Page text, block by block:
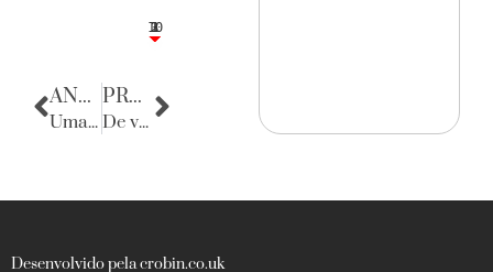
3
1
1
2
10
ANTERIOR
Uma noite chamada Juliana
PRÓXIMA
De volta para o passado
Desenvolvido pela crobin.co.uk